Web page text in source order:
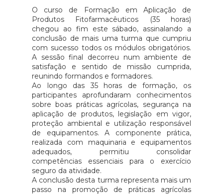
O curso de Formação em Aplicação de
Produtos Fitofarmacêuticos (35 horas)
chegou ao fim este sábado, assinalando a
conclusão de mais uma turma que cumpriu
com sucesso todos os módulos obrigatórios.
A sessão final decorreu num ambiente de
satisfação e sentido de missão cumprida,
reunindo formandos e formadores.
Ao longo das 35 horas de formação, os
participantes aprofundaram conhecimentos
sobre boas práticas agrícolas, segurança na
aplicação de produtos, legislação em vigor,
proteção ambiental e utilização responsável
de equipamentos. A componente prática,
realizada com maquinaria e equipamentos
adequados, permitiu consolidar
competências essenciais para o exercício
seguro da atividade.
A conclusão desta turma representa mais um
passo na promoção de práticas agrícolas